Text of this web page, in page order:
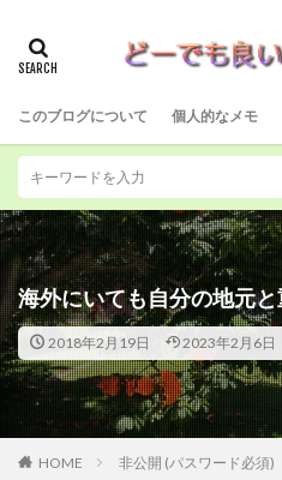
このブログについて 個人的なメモ
海外にいても自分の地元
2018年2月19日 2023年2月6日
HOME 非公開 (パスワード必須)